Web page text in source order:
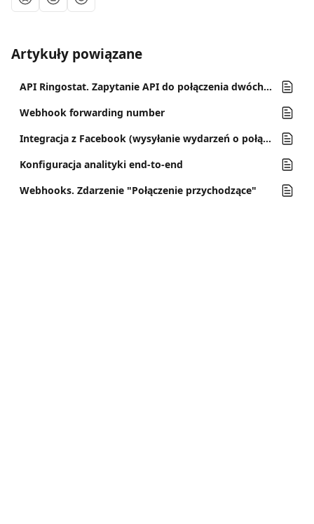
Artykuły powiązane
API Ringostat. Zapytanie API do połączenia dwóch numerów (Callback metody)
Webhook forwarding number
Integracja z Facebook (wysyłanie wydarzeń o połączeniach)
Konfiguracja analityki end-to-end
Webhooks. Zdarzenie "Połączenie przychodzące"